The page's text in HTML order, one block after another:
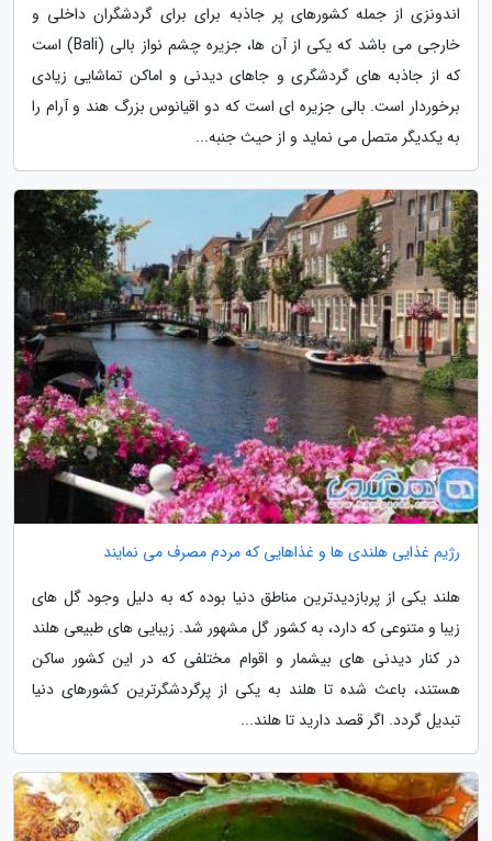
اندونزی از جمله کشورهای پر جاذبه برای برای گردشگران داخلی و
خارجی می باشد که یکی از آن ها، جزیره چشم نواز بالی (Bali) است
که از جاذبه های گردشگری و جاهای دیدنی و اماکن تماشایی زیادی
برخوردار است. بالی جزیره ای است که دو اقیانوس بزرگ هند و آرام را
به یکدیگر متصل می نماید و از حیث جنبه...
رژیم غذایی هلندی ها و غذاهایی که مردم مصرف می نمایند
هلند یکی از پربازدیدترین مناطق دنیا بوده که به دلیل وجود گل های
زیبا و متنوعی که دارد، به کشور گل مشهور شد. زیبایی های طبیعی هلند
در کنار دیدنی های بیشمار و اقوام مختلفی که در این کشور ساکن
هستند، باعث شده تا هلند به یکی از پرگردشگرترین کشورهای دنیا
تبدیل گردد. اگر قصد دارید تا هلند...